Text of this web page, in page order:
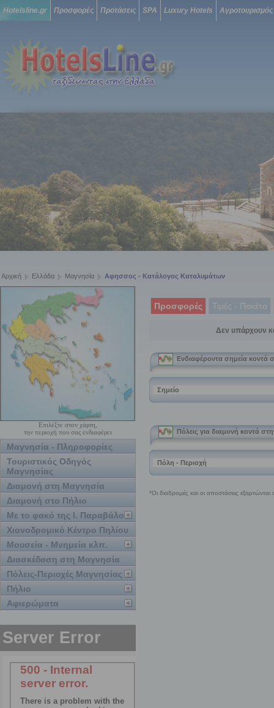
Hotelsline.gr Προσφορές Προτάσεις SPA Luxury Hotels Αγροτουρισμός
Αρχική Ελλάδα Μαγνησία Αφησσος - Κατάλογος Καταλυμάτων
Επιλέξτε στον χάρτη,
την περιοχή που σας ενδιαφέρει
Μαγνησία - Πληροφορίες
Τουριστικός Οδηγός
Μαγνησίας
Διαμονή στη Μαγνησία
Διαμονή στο Πήλιο
Με το φακό της Ι. Παραβάλου
Χιονοδρομικό Κέντρο Πηλίου
Μουσεία - Μνημεία κλπ.
Διασκέδαση στη Μαγνησία
Πόλεις-Περιοχές Μαγνησίας
Πήλιο
Αφιερώματα
Προσφορές Τιμές - Πακέτα
Δεν υπάρχουν